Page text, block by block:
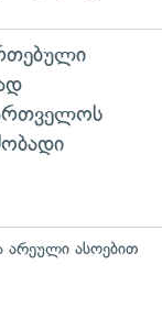
არეული ასოებით